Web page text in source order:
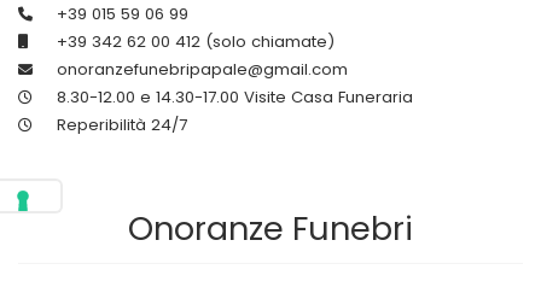
+39 015 59 06 99
+39 342 62 00 412 (solo chiamate)
onoranzefunebripapale@gmail.com
8.30-12.00 e 14.30-17.00 Visite Casa Funeraria
Reperibilità 24/7
Onoranze Funebri